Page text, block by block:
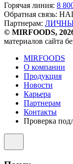
Горячая линия: 8
Обратная связь:
Партнерам:
© MIRFOODS,
материалов сайта
MIRFOODS
О компании
Продукция
Новости
Карьера
Партнерам
Контакты
Проверка